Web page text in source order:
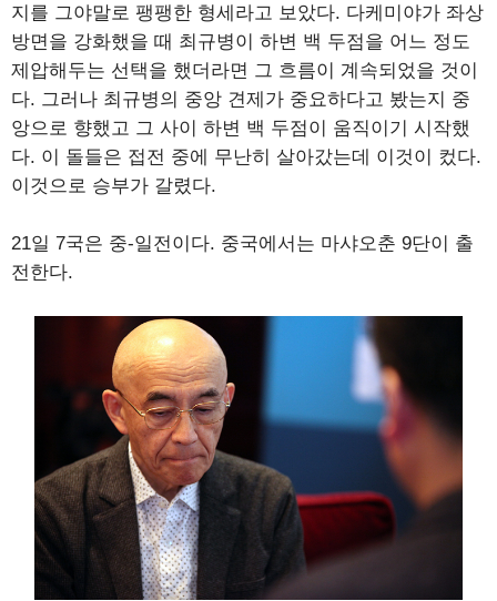
지를 그야말로 팽팽한 형세라고 보았다. 다케미야가 좌상
방면을 강화했을 때 최규병이 하변 백 두점을 어느 정도
제압해두는 선택을 했더라면 그 흐름이 계속되었을 것이
다. 그러나 최규병의 중앙 견제가 중요하다고 봤는지 중
앙으로 향했고 그 사이 하변 백 두점이 움직이기 시작했
다. 이 돌들은 접전 중에 무난히 살아갔는데 이것이 컸다.
이것으로 승부가 갈렸다.
21일 7국은 중-일전이다. 중국에서는 마샤오춘 9단이 출
전한다.